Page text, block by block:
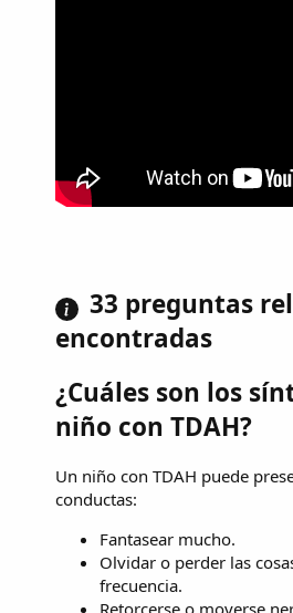
33 preguntas
encontradas
¿Cuáles son los
niño con TDAH?
Un niño con TDAH puede
conductas:
Fantasear mucho.
Olvidar o perder las
frecuencia.